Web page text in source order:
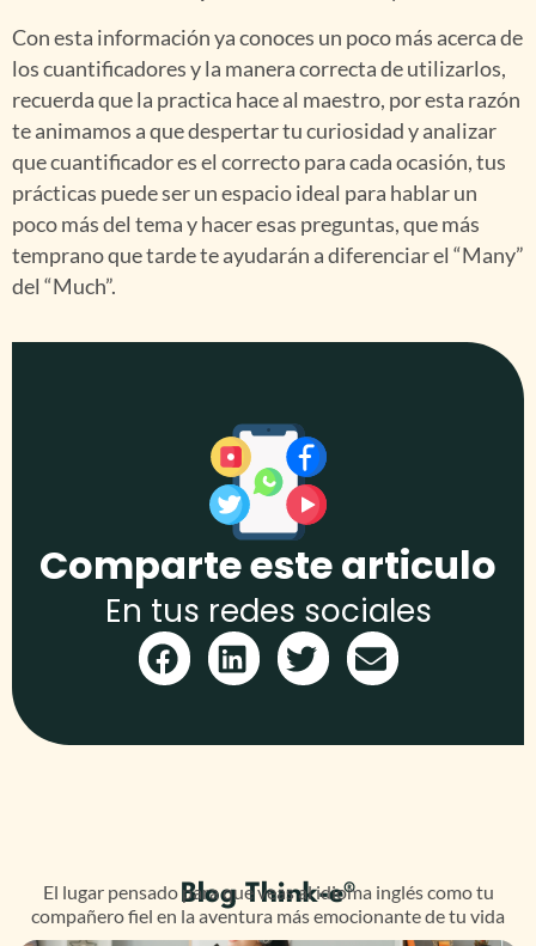
Con esta información ya conoces un poco más acerca de
los cuantificadores y la manera correcta de utilizarlos,
recuerda que la practica hace al maestro, por esta razón
te animamos a que despertar tu curiosidad y analizar
que cuantificador es el correcto para cada ocasión, tus
prácticas puede ser un espacio ideal para hablar un
poco más del tema y hacer esas preguntas, que más
temprano que tarde te ayudarán a diferenciar el “Many”
del “Much”.
Comparte este articulo
En tus redes sociales
Blog Think-e®
El lugar pensado para que veas al idioma inglés como tu
compañero fiel en la aventura más emocionante de tu vida